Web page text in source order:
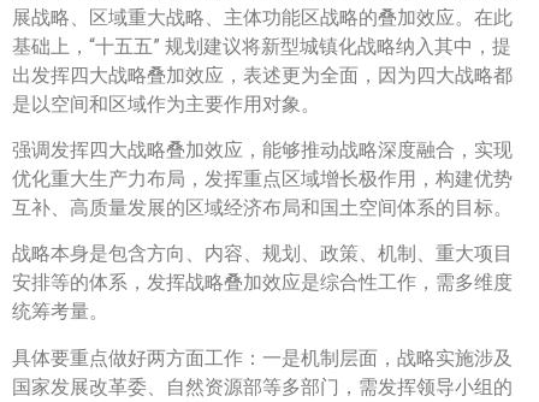
展战略、区域重大战略、主体功能区战略的叠加效应。在此
基础上，“十五五” 规划建议将新型城镇化战略纳入其中，提
出发挥四大战略叠加效应，表述更为全面，因为四大战略都
是以空间和区域作为主要作用对象。
强调发挥四大战略叠加效应，能够推动战略深度融合，实现
优化重大生产力布局，发挥重点区域增长极作用，构建优势
互补、高质量发展的区域经济布局和国土空间体系的目标。
战略本身是包含方向、内容、规划、政策、机制、重大项目
安排等的体系，发挥战略叠加效应是综合性工作，需多维度
统筹考量。
具体要重点做好两方面工作：一是机制层面，战略实施涉及
国家发展改革委、自然资源部等多部门，需发挥领导小组的